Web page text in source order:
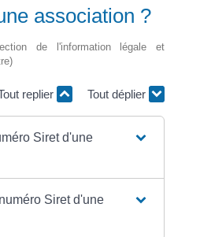
association ?
de l'information légale et
replier Tout déplier
Siret d'une
Siret d'une